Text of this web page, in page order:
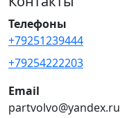
Телефоны
+79251239444
+79254222203
Email
partvolvo@yandex.ru